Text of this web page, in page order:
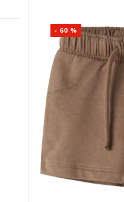
- 60 %